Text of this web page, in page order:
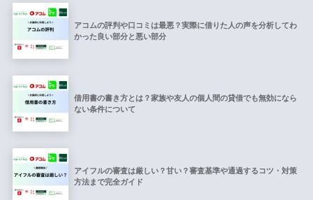
アコムの評判や口コミは最悪？実際に借りた人の声を分析してわ
かった良い部分と悪い部分
借用書の書き方とは？家族や友人の個人間の貸借でも無効になら
ない条件について
アイフルの審査は厳しい？甘い？審査基準や通過するコツ・対策
方法まで完全ガイド